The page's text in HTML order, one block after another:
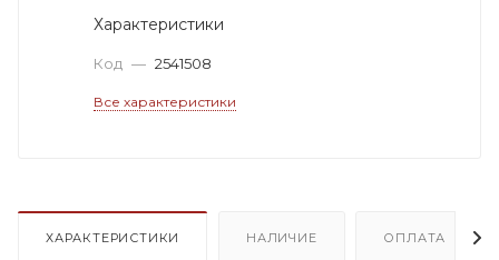
Характеристики
Код — 2541508
Все характеристики
ХАРАКТЕРИСТИКИ НАЛИЧИЕ ОПЛАТА